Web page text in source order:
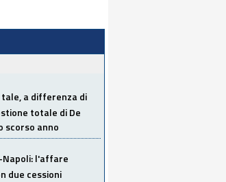
a differenza di
totale di De
scorso anno
Napoli: l'affare
due cessioni